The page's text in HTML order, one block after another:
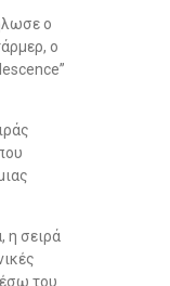
ο
ο
η σειρά
του